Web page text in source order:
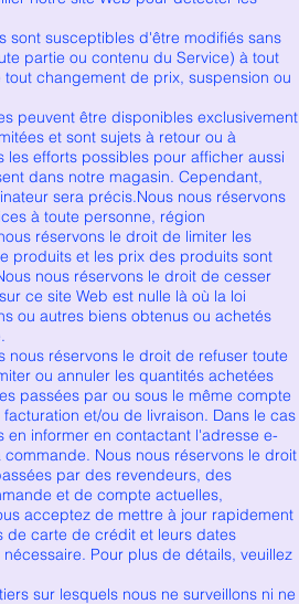
sont susceptibles d'être modifiés sans
partie ou contenu du Service) à tout
changement de prix, suspension ou
peuvent être disponibles exclusivement
et sont sujets à retour ou à
efforts possibles pour afficher aussi
dans notre magasin. Cependant,
sera précis.Nous nous réservons
à toute personne, région
réservons le droit de limiter les
produits et les prix des produits sont
nous réservons le droit de cesser
ce site Web est nulle là où la loi
ou autres biens obtenus ou achetés
nous réservons le droit de refuser toute
ou annuler les quantités achetées
passées par ou sous le même compte
et/ou de livraison. Dans le cas
informer en contactant l'adresse e-
Nous nous réservons le droit
par des revendeurs, des
et de compte actuelles,
acceptez de mettre à jour rapidement
de carte de crédit et leurs dates
Pour plus de détails, veuillez
sur lesquels nous ne surveillons ni ne